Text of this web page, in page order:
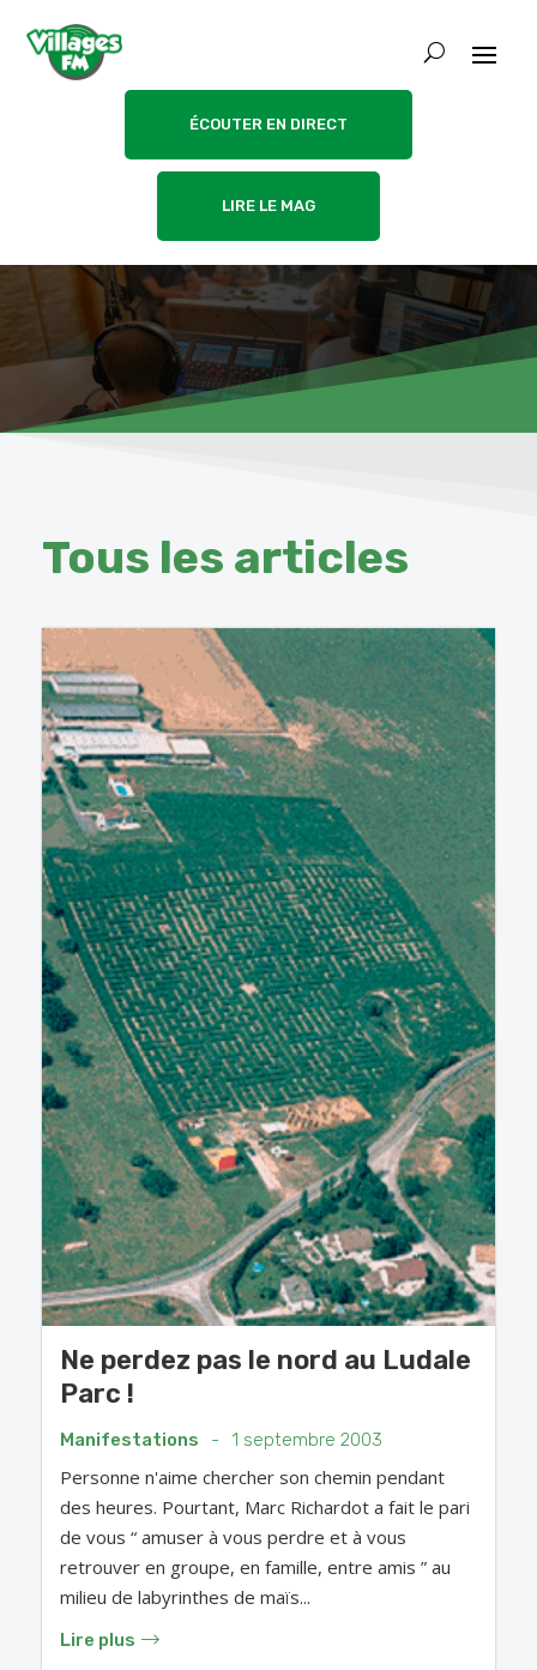
ÉCOUTER EN DIRECT
LIRE LE MAG
Tous les articles
Ne perdez pas le nord au Ludale
Parc !
Manifestations - 1 septembre 2003
Personne n'aime chercher son chemin pendant
des heures. Pourtant, Marc Richardot a fait le pari
de vous “ amuser à vous perdre et à vous
retrouver en groupe, en famille, entre amis ” au
milieu de labyrinthes de maïs...
Lire plus